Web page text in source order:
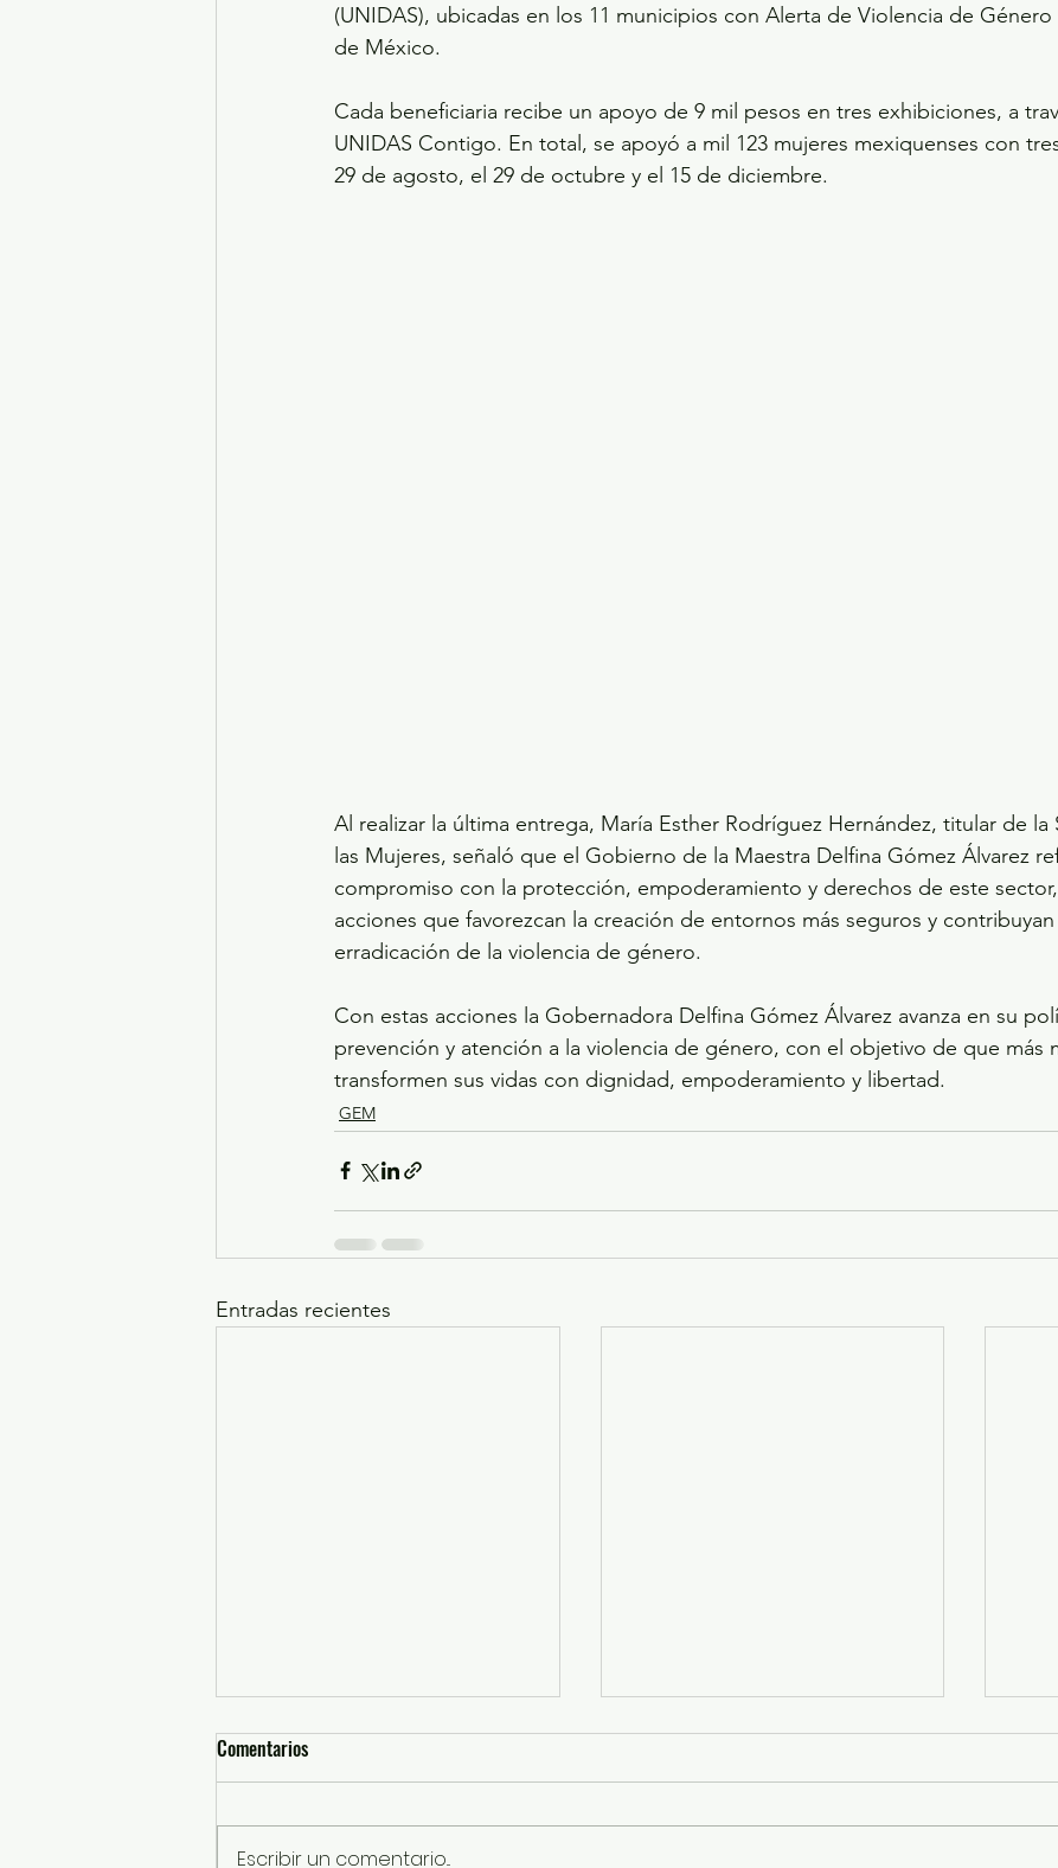
(UNIDAS), ubicadas en los 11 municipios con Alerta de Violencia de
de México.
Cada beneficiaria recibe un apoyo de 9 mil pesos en tres exhibiciones, a
UNIDAS Contigo. En total, se apoyó a mil 123 mujeres mexiquenses con
29 de agosto, el 29 de octubre y el 15 de diciembre.
Al realizar la última entrega, María Esther Rodríguez Hernández, titular de la
las Mujeres, señaló que el Gobierno de la Maestra Delfina Gómez Álvarez
compromiso con la protección, empoderamiento y derechos de este
acciones que favorezcan la creación de entornos más seguros y contribuyan
erradicación de la violencia de género.
Con estas acciones la Gobernadora Delfina Gómez Álvarez avanza en su
prevención y atención a la violencia de género, con el objetivo de que más
transformen sus vidas con dignidad, empoderamiento y libertad.
GEM
Entradas recientes
Comentarios
Escribir un comentario...